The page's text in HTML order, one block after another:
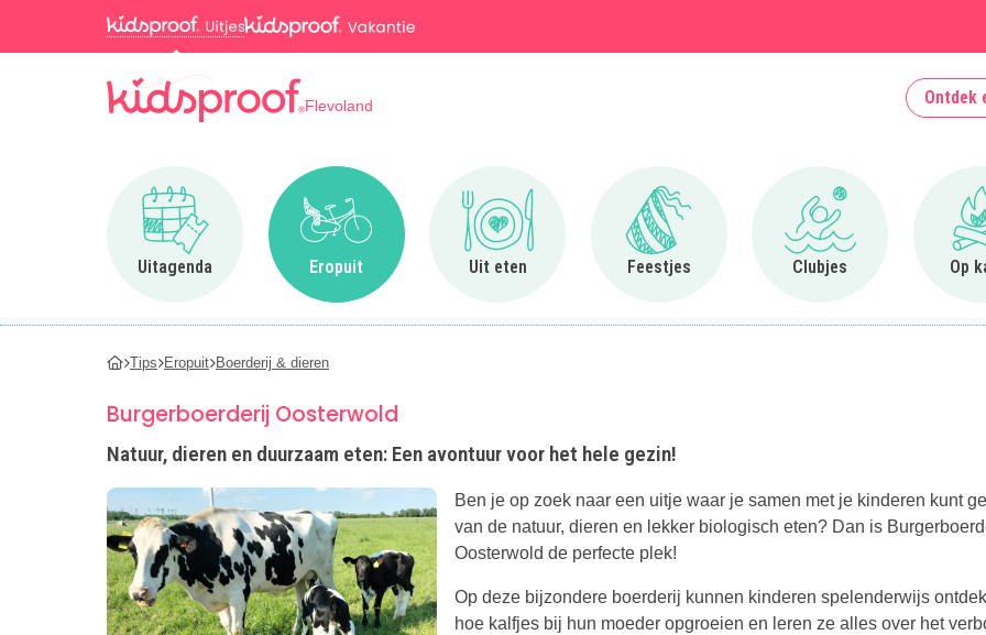
Flevoland Ontdek
Uitagenda
Ga naar Uitagenda
Eropuit
Ga naar Eropuit
Uit eten
Ga naar Uit eten
Feestjes
Ga naar Feestjes
Clubjes
Ga naar Clubjes
Op
Tips Eropuit Boerderij & dieren
Burgerboerderij Oosterwold
Natuur, dieren en duurzaam eten: Een avontuur voor het hele gezin!
Ben je op zoek naar een uitje waar je samen met je kinderen kunt
van de natuur, dieren en lekker biologisch eten? Dan is
Oosterwold de perfecte plek!
Op deze bijzondere boerderij kunnen kinderen spelenderwijs
hoe kalfjes bij hun moeder opgroeien en leren ze alles over het